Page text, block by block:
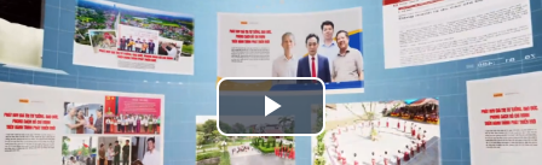
Play